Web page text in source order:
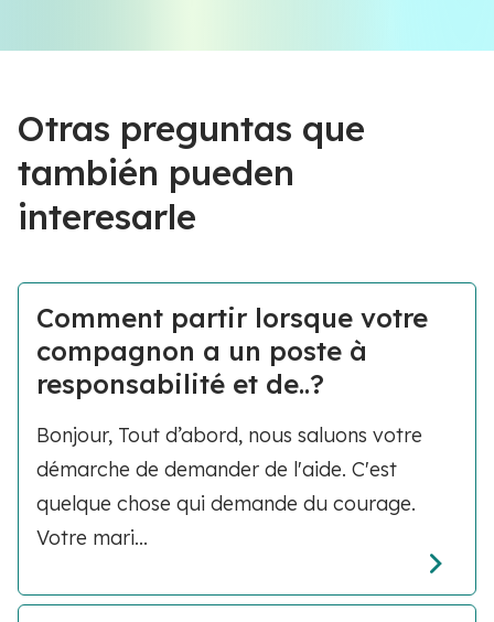
Otras preguntas que
también pueden
interesarle
Comment partir lorsque votre
compagnon a un poste à
responsabilité et de..?
Bonjour, Tout d’abord, nous saluons votre
démarche de demander de l'aide. C'est
quelque chose qui demande du courage.
Votre mari...